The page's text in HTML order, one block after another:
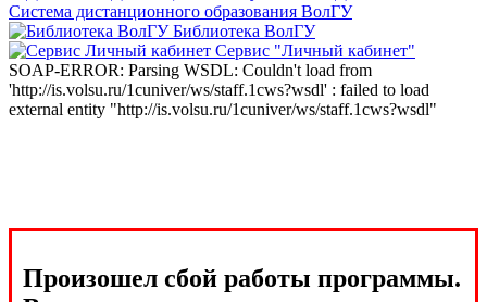
Система дистанционного образования ВолГУ
Библиотека ВолГУ
Сервис "Личный кабинет"
SOAP-ERROR: Parsing WSDL: Couldn't load from
'http://is.volsu.ru/1cuniver/ws/staff.1cws?wsdl' : failed to load
external entity "http://is.volsu.ru/1cuniver/ws/staff.1cws?wsdl"
Произошел сбой работы программы.